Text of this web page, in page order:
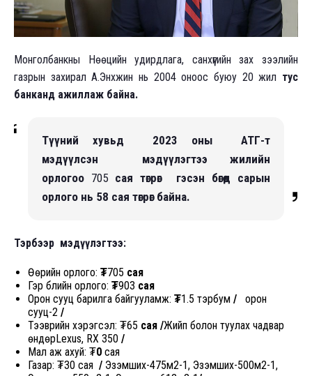
Монголбанкны Нөөцийн удирдлага, санхүүгийн зах зээлийн
газрын захирал А.Энхжин нь 2004 оноос буюу 20 жил тус
банканд ажиллаж байна.
Түүний хувьд 2023 оны АТГ-т
мэдүүлсэн мэдүүлэгтээ жилийн
орлогоо 705 сая төгрөг гэсэн бөгөөд сарын
орлого нь 58 сая төгрөг байна.
Тэрбээр мэдүүлэгтээ:
Өөрийн орлого: ₮705 сая
Гэр бүлийн орлого: ₮903 сая
Орон сууц барилга байгууламж: ₮1.5 тэрбум /
орон
сууц-2 /
Тээврийн хэрэгсэл: ₮65 сая /Жийп болон туулах чадвар
өндөрLexus, RX 350 /
Мал аж ахуй: ₮0 сая
Газар: ₮30 сая / Эзэмших-475м2-1, Эзэмших-500м2-1,